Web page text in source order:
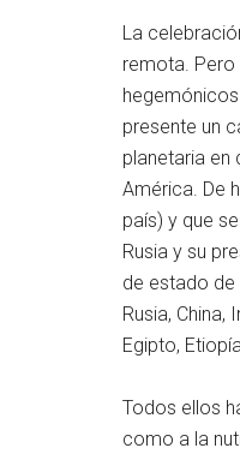
La
remota.
presente un
planetaria en
América. De
país) y que
Rusia y su
de estado
Rusia,
Egipto,
Todos ellos
como a la